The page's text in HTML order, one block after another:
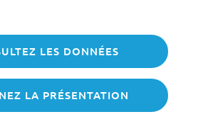
LES DONNÉES
LA PRÉSENTATION